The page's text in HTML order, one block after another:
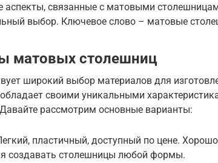
аспекты, связанные с матовыми
выбор. Ключевое слово – матовые
матовых столешниц
широкий выбор материалов для
своими уникальными
рассмотрим основные варианты:
пластичный, доступный по цене.
создавать столешницы любой формы.